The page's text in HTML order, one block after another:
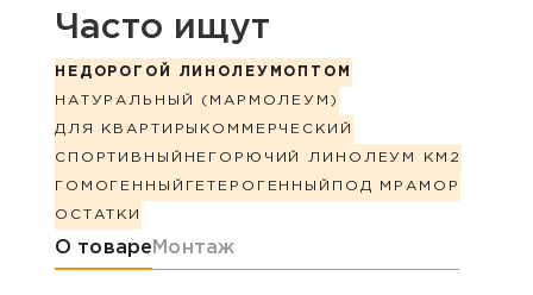
Часто ищут
НЕДОРОГОЙ ЛИНОЛЕУМ ОПТОМ
НАТУРАЛЬНЫЙ (МАРМОЛЕУМ)
ДЛЯ КВАРТИРЫ КОММЕРЧЕСКИЙ
СПОРТИВНЫЙ НЕГОРЮЧИЙ ЛИНОЛЕУМ КМ2
ГОМОГЕННЫЙ ГЕТЕРОГЕННЫЙ ПОД МРАМОР
ОСТАТКИ
Информация о товаре
О товаре Монтаж